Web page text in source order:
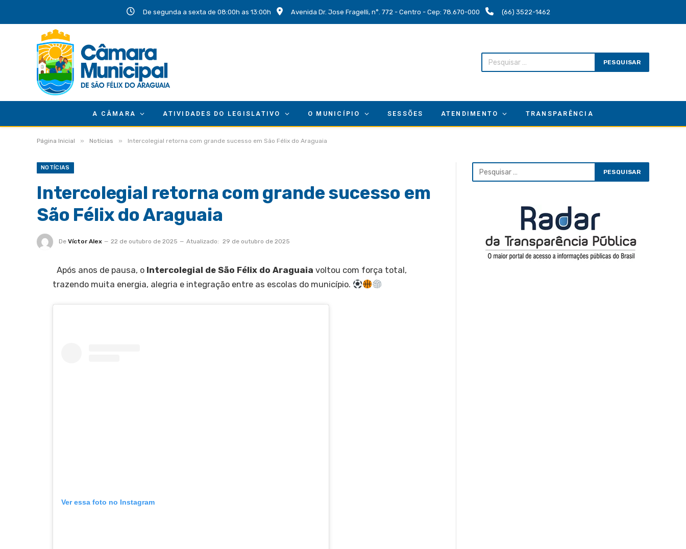
De segunda a sexta de 08:00h as 13:00h Avenida Dr. Jose Fragelli, n°. 772 - Centro - Cep: 78.670-000 (66) 3522-1462
A CÂMARA ATIVIDADES DO LEGISLATIVO O MUNICÍPIO SESSÕES ATENDIMENTO TRANSPARÊNCIA
Página Inicial » Notícias » Intercolegial retorna com grande sucesso em São Félix do Araguaia
NOTÍCIAS
Intercolegial retorna com grande sucesso em
São Félix do Araguaia
De Víctor Alex 22 de outubro de 2025 Atualizado: 29 de outubro de 2025
Após anos de pausa, o Intercolegial de São Félix do Araguaia voltou com força total,
trazendo muita energia, alegria e integração entre as escolas do município.
Ver essa foto no Instagram